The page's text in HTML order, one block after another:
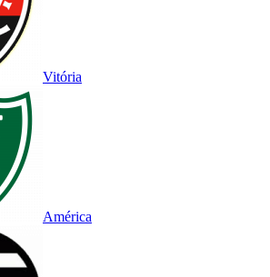
Vitória
América